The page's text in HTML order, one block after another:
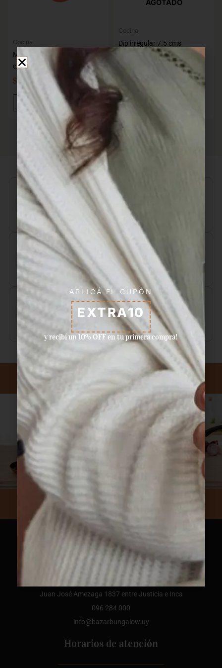
Cocina
Molde Silicona Flor 23×19
cms.
$168,00 IVA INC
Añadir Al Carrito
AGOTADO
Cocina
Dip irregular 7.5 cms
HR111072-3
52,00
Leer Más
Realizamos envío gratuito a
partir de $6.000
Aceptamos pagos con tarjeta de
crédito, débito, efectivo, y dinero
disponible en Mercado Pago.
Ventas por mayor y menor.
Suscribite a nuestro newsletter.
Dónde estamos?
Juan José Amezaga 1837 entre Justicia e Inca
096 284 000
info@bazarbungalow.uy
Horarios de atención
APLICÁ EL CUPÓN
EXTRA10
y recibí un 10% OFF en tu primera compra!